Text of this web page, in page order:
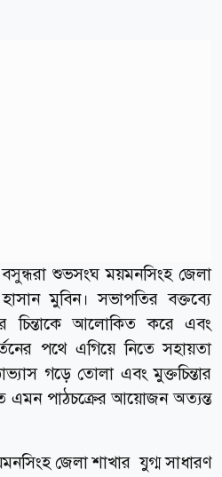
শুভসংঘ ময়মনসিংহ জেলা
মুবিন। সভাপতির বক্তব্যে
চিন্তাকে আলোকিত করে এবং
পথে এগিয়ে নিতে সহায়তা
গড়ে তোলা এবং মুক্তচিন্তার
এমন পাঠচক্রের আয়োজন অত্যন্ত
জেলা শাখার যুগ্ম সাধারণ